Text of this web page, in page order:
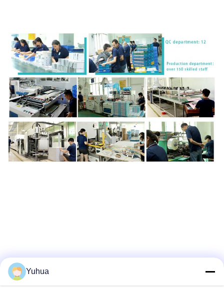
Herstellungsprozess
Yuhua